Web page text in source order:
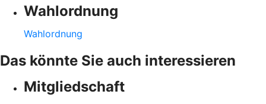
Wahlordnung
Wahlordnung
Das könnte Sie auch interessieren
Mitgliedschaft